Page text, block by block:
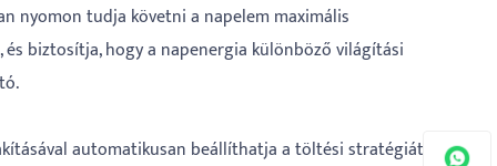
nyomon tudja követni a napelem maximális
biztosítja, hogy a napenergia különböző világítási
automatikusan beállíthatja a töltési stratégiát az